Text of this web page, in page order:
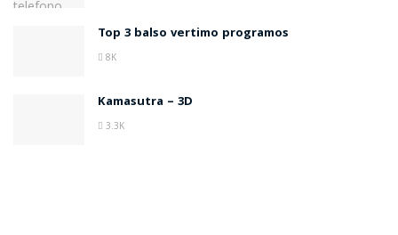
Top 3 balso vertimo programos
8K
Kamasutra – 3D
3.3K